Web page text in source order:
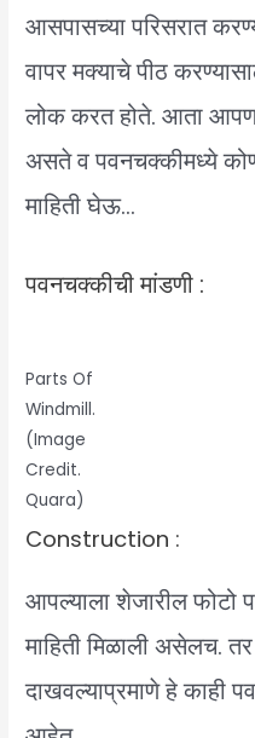
आसपासच्या परिसरात
वापर मक्याचे पीठ
लोक करत होते. आता
असते व पवनचक्कीमध्ये
माहिती घेऊ…
पवनचक्कीची मांडणी :
Parts Of
Windmill.
(Image
Credit.
Quara)
Construction :
आपल्याला शेजारील फोटो
माहिती मिळाली असेलच.
दाखवल्याप्रमाणे हे काही